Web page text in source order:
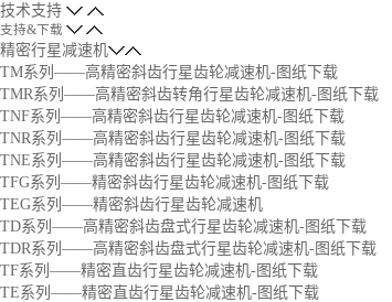
技术支持
支持&下载
精密行星减速机
TM系列——高精密斜齿行星齿轮减速机-图纸下载
TMR系列——高精密斜齿转角行星齿轮减速机-图纸下载
TNF系列——高精密斜齿行星齿轮减速机-图纸下载
TNR系列——高精密斜齿行星齿轮减速机-图纸下载
TNE系列——高精密斜齿行星齿轮减速机-图纸下载
TFG系列——精密斜齿行星齿轮减速机-图纸下载
TEG系列——精密斜齿行星齿轮减速机
TD系列——高精密斜齿盘式行星齿轮减速机-图纸下载
TDR系列——高精密斜齿盘式行星齿轮减速机-图纸下载
TF系列——精密直齿行星齿轮减速机-图纸下载
TE系列——精密直齿行星齿轮减速机-图纸下载